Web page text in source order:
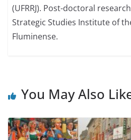
(UFRRJ). Post-doctoral
Strategic Studies Institute of
Fluminense.
You May Also